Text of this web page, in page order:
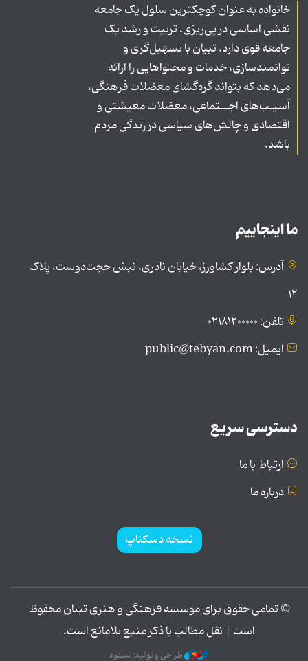
خانواده به عنوان کوچکترین سلول یک جامعه
نقشی اساسی در پی‌ریزی، تربیت و رشد یک
جامعه قوی دارد. تبیان با تسهیل‌گری و
توانمندسازی، خدمات و محتواهایی را ارائه
می‌دهد که بتواند گره‌گشای معضلات فرهنگی،
آسیـب‌های اجــتماعی، معضلات معیشتی و
اقتصادی و چالش‌های سیاسی در زندگی مردم
باشد.
ما اینجاییم
آدرس: بلوار کشاورز، خیابان نادری، نبش حجت‌دوست، پلاک
۱۲
تلفن: ۰۲۱۸۱۲۰۰۰۰۰
ایمیل: public@tebyan.com
دسترسی سریع
ارتباط با ما
درباره ما
نسخه دسکتاپ
© تمامی حقوق برای موسسه فرهنگی و هنری تبیان محفوظ
است | نقل مطالب با ذکر منبع بلامانع است.
طراحی و تولید: نستوه